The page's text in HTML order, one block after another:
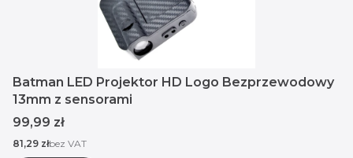
Batman LED Projektor HD Logo Bezprzewodowy
13mm z sensorami
Cena
99,99 zł
Cena
81,29 złbez VAT